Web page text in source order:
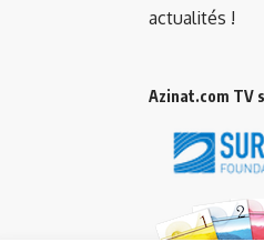
actualités !
Azinat.com TV